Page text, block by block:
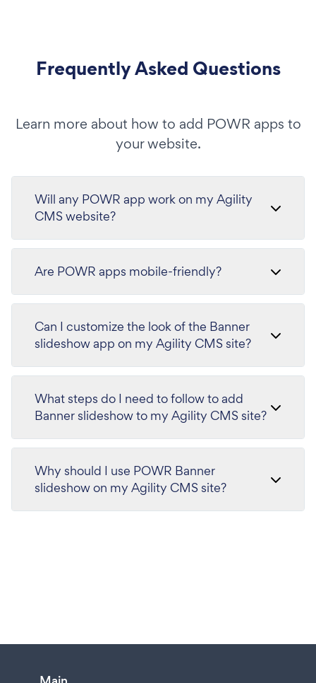
Frequently Asked Questions
Learn more about how to add POWR apps to
your website.
Will any POWR app work on my Agility
CMS website?
Are POWR apps mobile-friendly?
Can I customize the look of the Banner
slideshow app on my Agility CMS site?
What steps do I need to follow to add
Banner slideshow to my Agility CMS site?
Why should I use POWR Banner
slideshow on my Agility CMS site?